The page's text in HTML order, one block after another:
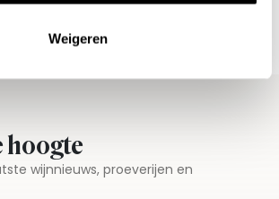
Weigeren
wijn per fles te bestellen
hoogte
wijnnieuws, proeverijen en